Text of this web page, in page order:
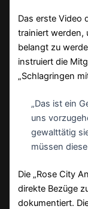
Das erste Video
trainiert werden,
belangt zu
instruiert die
„Schlagringen
„Das ist ein
uns
gewalttätig
müssen
Die „Rose City
direkte Bezüge
dokumentiert.